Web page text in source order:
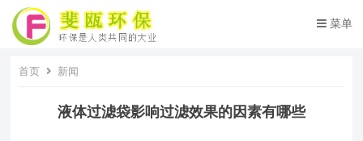
菜单
首页 新闻
液体过滤袋影响过滤效果的因素有哪些